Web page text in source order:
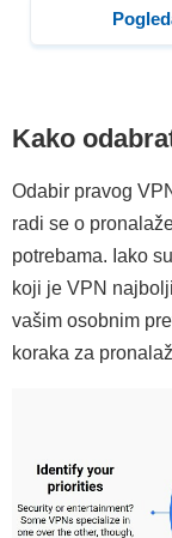
Kako
Odabir pravog
radi se o
potrebama. Iako
koji je VPN
vašim osobnim
koraka za